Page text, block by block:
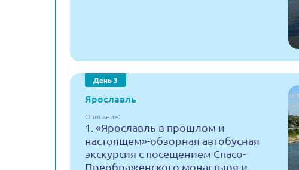
День 3
Ярославль
Описание:
1. «Ярославль в прошлом и
настоящем»-обзорная автобусная
экскурсия с посещением Спасо-
Преображенского монастыря и